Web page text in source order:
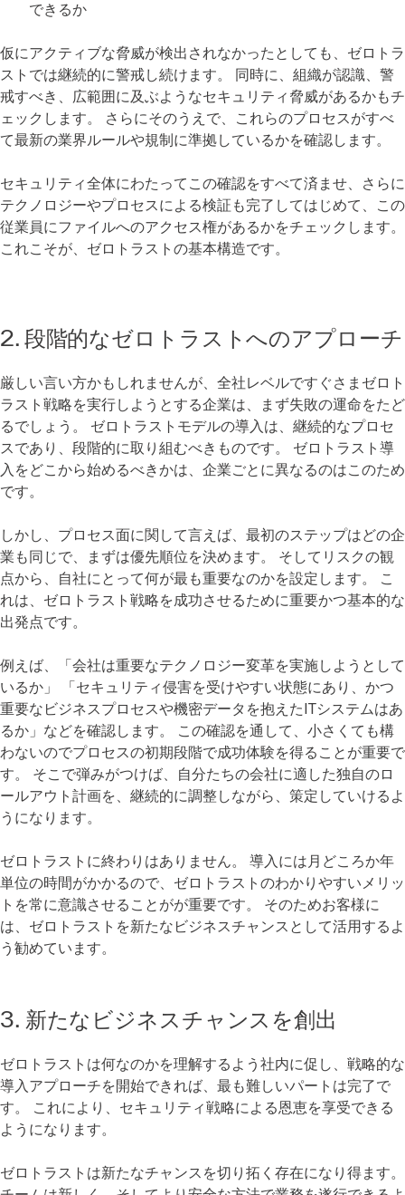
できるか
仮にアクティブな脅威が検出されなかったとしても、ゼロトラ
ストでは継続的に警戒し続けます。 同時に、組織が認識、警
戒すべき、広範囲に及ぶようなセキュリティ脅威があるかもチ
ェックします。 さらにそのうえで、これらのプロセスがすべ
て最新の業界ルールや規制に準拠しているかを確認します。
セキュリティ全体にわたってこの確認をすべて済ませ、さらに
テクノロジーやプロセスによる検証も完了してはじめて、この
従業員にファイルへのアクセス権があるかをチェックします。
これこそが、ゼロトラストの基本構造です。
2. 段階的なゼロトラストへのアプローチ
厳しい言い方かもしれませんが、全社レベルですぐさまゼロト
ラスト戦略を実行しようとする企業は、まず失敗の運命をたど
るでしょう。 ゼロトラストモデルの導入は、継続的なプロセ
スであり、段階的に取り組むべきものです。 ゼロトラスト導
入をどこから始めるべきかは、企業ごとに異なるのはこのため
です。
しかし、プロセス面に関して言えば、最初のステップはどの企
業も同じで、まずは優先順位を決めます。 そしてリスクの観
点から、自社にとって何が最も重要なのかを設定します。 こ
れは、ゼロトラスト戦略を成功させるために重要かつ基本的な
出発点です。
例えば、「会社は重要なテクノロジー変革を実施しようとして
いるか」 「セキュリティ侵害を受けやすい状態にあり、かつ
重要なビジネスプロセスや機密データを抱えたITシステムはあ
るか」などを確認します。 この確認を通して、小さくても構
わないのでプロセスの初期段階で成功体験を得ることが重要で
す。 そこで弾みがつけば、自分たちの会社に適した独自のロ
ールアウト計画を、継続的に調整しながら、策定していけるよ
うになります。
ゼロトラストに終わりはありません。 導入には月どころか年
単位の時間がかかるので、ゼロトラストのわかりやすいメリッ
トを常に意識させることがが重要です。 そのためお客様に
は、ゼロトラストを新たなビジネスチャンスとして活用するよ
う勧めています。
3. 新たなビジネスチャンスを創出
ゼロトラストは何なのかを理解するよう社内に促し、戦略的な
導入アプローチを開始できれば、最も難しいパートは完了で
す。 これにより、セキュリティ戦略による恩恵を享受できる
ようになります。
ゼロトラストは新たなチャンスを切り拓く存在になり得ます。